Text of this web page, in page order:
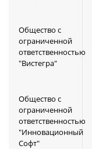
Общество с
ограниченной
ответственностью
"Вистегра"
Общество с
ограниченной
ответственностью
"Инновационный
Софт"